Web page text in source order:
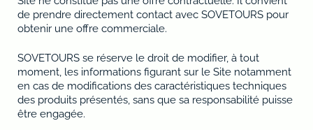
de prendre directement contact avec SOVETOURS pour
obtenir une offre commerciale.
SOVETOURS se réserve le droit de modifier, à tout
moment, les informations figurant sur le Site notamment
en cas de modifications des caractéristiques techniques
des produits présentés, sans que sa responsabilité puisse
être engagée.